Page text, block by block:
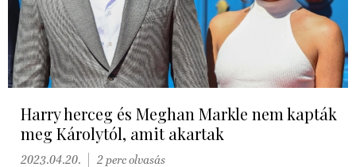
Harry herceg és Meghan Markle nem kapták
meg Károlytól, amit akartak
2023.04.20. 2 perc olvasás